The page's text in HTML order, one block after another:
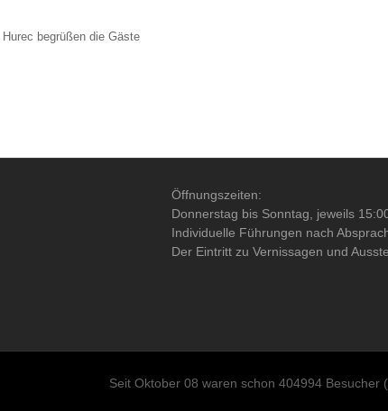
begrüßen die Gäste
Öffnungszeiten:
Donnerstag bis Sonntag, jeweils
Individuelle Führungen nach
Der Eintritt zu Vernissagen und
Seit Oktober 08 waren schon 404994 Besucher